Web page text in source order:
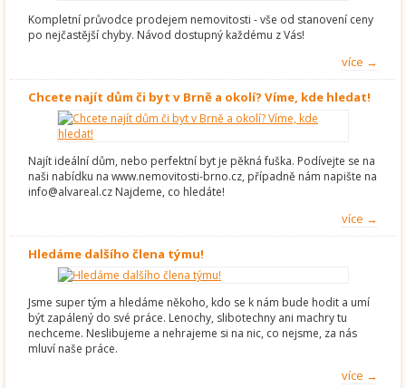
Kompletní průvodce prodejem nemovitosti - vše od stanovení ceny
po nejčastější chyby. Návod dostupný každému z Vás!
více →
Chcete najít dům či byt v Brně a okolí? Víme, kde hledat!
Najít ideální dům, nebo perfektní byt je pěkná fuška. Podívejte se na
naši nabídku na www.nemovitosti-brno.cz, případně nám napište na
info@alvareal.cz Najdeme, co hledáte!
více →
Hledáme dalšího člena týmu!
Jsme super tým a hledáme někoho, kdo se k nám bude hodit a umí
být zapálený do své práce. Lenochy, slibotechny ani machry tu
nechceme. Neslibujeme a nehrajeme si na nic, co nejsme, za nás
mluví naše práce.
více →